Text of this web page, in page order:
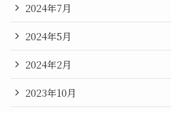
2024年7月
2024年5月
2024年2月
2023年10月